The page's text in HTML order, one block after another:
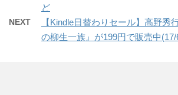
ど
NEXT
【Kindle日替わりセール】高野秀
の柳生一族』が199円で販売中(17/